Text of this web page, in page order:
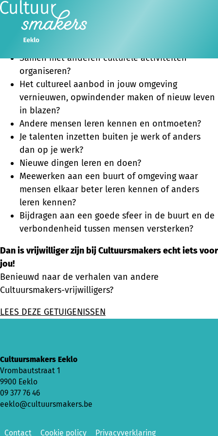
Zin om het culturele leven in je buurt meer smaak te
geven?
Wil jij ...
Samen met anderen culturele activiteiten
organiseren?
Het cultureel aanbod in jouw omgeving
vernieuwen, opwindender maken of nieuw leven
in blazen?
Andere mensen leren kennen en ontmoeten?
Je talenten inzetten buiten je werk of anders
dan op je werk?
Nieuwe dingen leren en doen?
Meewerken aan een buurt of omgeving waar
mensen elkaar beter leren kennen of anders
leren kennen?
Bijdragen aan een goede sfeer in de buurt en de
verbondenheid tussen mensen versterken?
Dan is vrijwilliger zijn bij Cultuursmakers echt iets voor
jou!
Benieuwd naar de verhalen van andere
Cultuursmakers-vrijwilligers?
LEES DEZE GETUIGENISSEN
Cultuursmakers Eeklo
Vrombautstraat 1
9900 Eeklo
09 377 76 46
eeklo@cultuursmakers.be
Contact Cookie policy Privacyverklaring